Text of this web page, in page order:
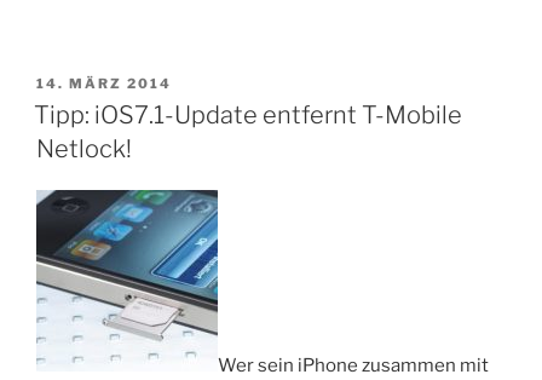
Exchange-
VERÖFFENTLICHT
AM
14. MÄRZ 2014
Tipp: iOS7.1-Update entfernt T-Mobile
Netlock!
Wer sein iPhone zusammen mit